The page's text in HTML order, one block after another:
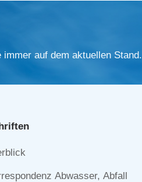
auf dem aktuellen Stand.
Abwasser, Abfall